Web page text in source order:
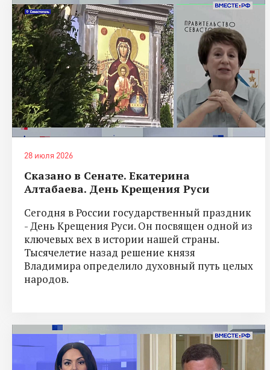
28 июля 2026
Сказано в Сенате. Екатерина
Алтабаева. День Крещения Руси
Сегодня в России государственный праздник
- День Крещения Руси. Он посвящен одной из
ключевых вех в истории нашей страны.
Тысячелетие назад решение князя
Владимира определило духовный путь целых
народов.